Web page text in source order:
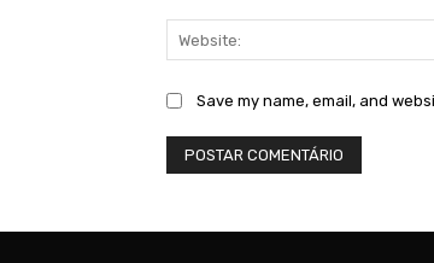
Save my name, email, and